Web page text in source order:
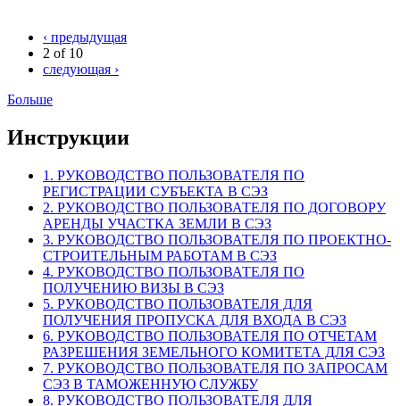
‹ предыдущая
2 of 10
следующая ›
Больше
Инструкции
1. РУКОВОДСТВО ПОЛЬЗОВАТЕЛЯ ПО
РЕГИСТРАЦИИ СУБЪЕКТА В СЭЗ
2. РУКОВОДСТВО ПОЛЬЗОВАТЕЛЯ ПО ДОГОВОРУ
АРЕНДЫ УЧАСТКА ЗЕМЛИ В СЭЗ
3. РУКОВОДСТВО ПОЛЬЗОВАТЕЛЯ ПО ПРОЕКТНО-
СТРОИТЕЛЬНЫМ РАБОТАМ В СЭЗ
4. РУКОВОДСТВО ПОЛЬЗОВАТЕЛЯ ПО
ПОЛУЧЕНИЮ ВИЗЫ В СЭЗ
5. РУКОВОДСТВО ПОЛЬЗОВАТЕЛЯ ДЛЯ
ПОЛУЧЕНИЯ ПРОПУСКА ДЛЯ ВХОДА В СЭЗ
6. РУКОВОДСТВО ПОЛЬЗОВАТЕЛЯ ПО ОТЧЕТАМ
РАЗРЕШЕНИЯ ЗЕМЕЛЬНОГО КОМИТЕТА ДЛЯ СЭЗ
7. РУКОВОДСТВО ПОЛЬЗОВАТЕЛЯ ПО ЗАПРОСАМ
СЭЗ В ТАМОЖЕННУЮ СЛУЖБУ
8. РУКОВОДСТВО ПОЛЬЗОВАТЕЛЯ ДЛЯ